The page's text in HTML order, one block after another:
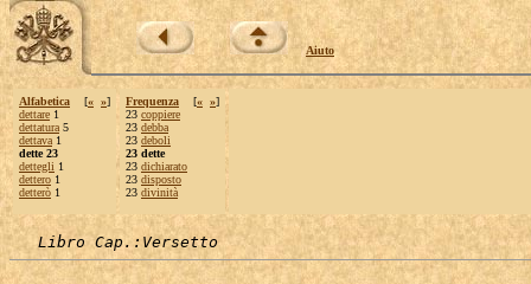
Aiuto
Alfabetica [« »]
dettare 1
dettatura 5
dettava 1
dette 23
dettegli 1
dettero 1
detterò 1
Frequenza [« »]
23 coppiere
23 debba
23 deboli
23 dette
23 dichiarato
23 disposto
23 divinità
Libro Cap.:Versetto